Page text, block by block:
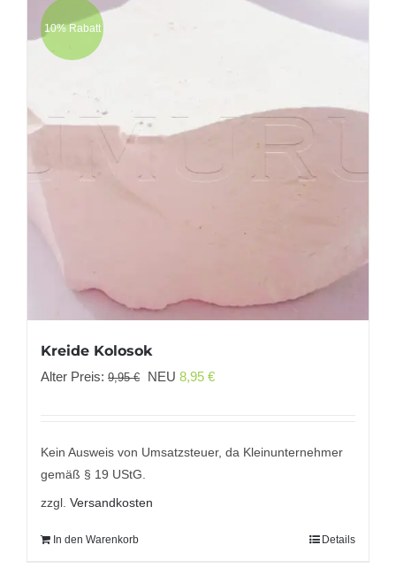
10% Rabatt
Kreide Kolosok
Alter Preis: 9,95€
Ursprünglicher
9,95 €
NEU 8,95 €Aktueller
8,95 €.
Kein Ausweis von Umsatzsteuer, da Kleinunternehmer
gemäß § 19 UStG.
zzgl. Versandkosten
In den Warenkorb Details